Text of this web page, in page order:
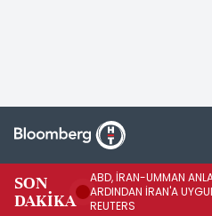
SON
DAKİKA
ABD, İRAN-UMMAN
ARDINDAN İRAN'A
REUTERS